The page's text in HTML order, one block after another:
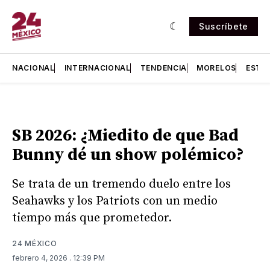
Suscríbete
NACIONAL INTERNACIONAL TENDENCIA MORELOS
SB 2026: ¿Miedito de que Bad
Bunny dé un show polémico?
Se trata de un tremendo duelo entre los
Seahawks y los Patriots con un medio
tiempo más que prometedor.
24 MÉXICO
febrero 4, 2026 . 12:39 PM